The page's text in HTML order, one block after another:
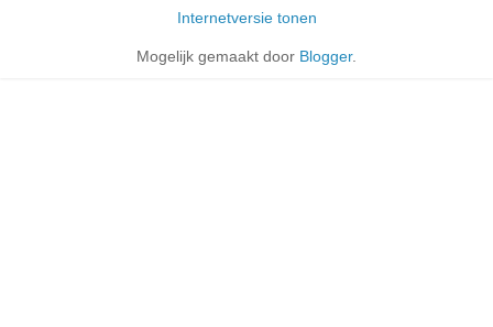
Internetversie tonen
Mogelijk gemaakt door Blogger.